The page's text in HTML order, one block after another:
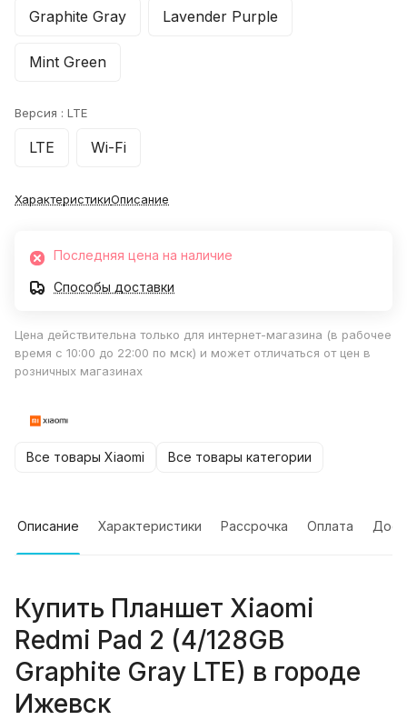
Graphite Gray Lavender Purple
Mint Green
Версия : LTE
LTE Wi-Fi
ХарактеристикиОписание
Последняя цена на наличие
Способы доставки
Цена действительна только для интернет-магазина (в рабочее
время с 10:00 до 22:00 по мск) и может отличаться от цен в
розничных магазинах
Все товары Xiaomi Все товары категории
Описание Характеристики Рассрочка Оплата
Купить Планшет Xiaomi
Redmi Pad 2 (4/128GB
Graphite Gray LTE) в городе
Ижевск